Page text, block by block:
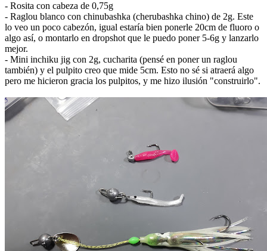
- Rosita con cabeza de 0,75g
- Raglou blanco con chinubashka (cherubashka chino) de 2g. Este
lo veo un poco cabezón, igual estaría bien ponerle 20cm de fluoro o
algo así, o montarlo en dropshot que le puedo poner 5-6g y lanzarlo
mejor.
- Mini inchiku jig con 2g, cucharita (pensé en poner un raglou
también) y el pulpito creo que mide 5cm. Esto no sé si atraerá algo
pero me hicieron gracia los pulpitos, y me hizo ilusión "construirlo".